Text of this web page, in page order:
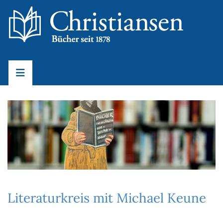
Literaturkreis mit Michael Keune